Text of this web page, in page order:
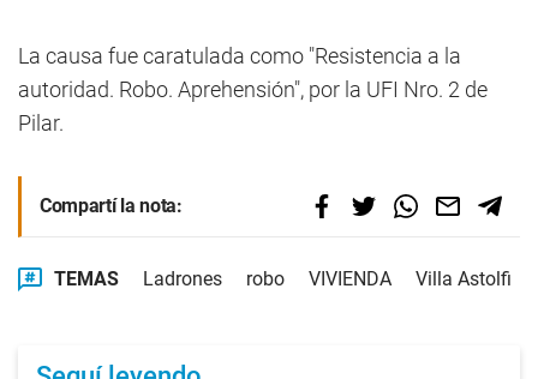
La causa fue caratulada como "Resistencia a la
autoridad. Robo. Aprehensión", por la UFI Nro. 2 de
Pilar.
Compartí la nota:
TEMAS Ladrones robo VIVIENDA Villa Astolfi